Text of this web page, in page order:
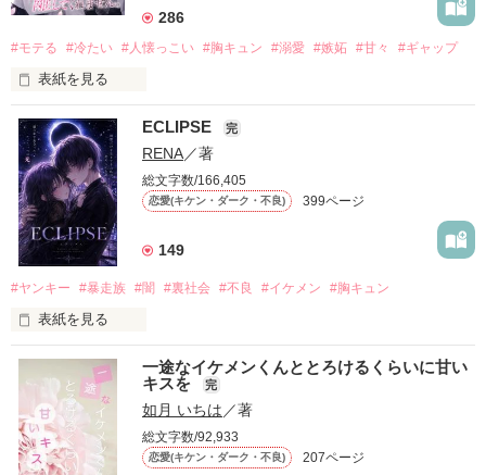
286
#モテる #冷たい #人懐っこい #胸キュン #溺愛 #嫉妬 #甘々 #ギャップ
表紙を見る
「好きだったから、別れを選んだ。」
モテる人を好きになるのが怖かった。
だから私は、中学時代に大好きだった彼を自分から振った。
もう会うことはないと思っていたのに、
高校生になって再会した彼は、隣の学校で”王子様”と呼ばれる
人気者になっていた。
他の女の子には冷たいのに
私にだけ昔と変わらない笑顔を向けてくる。
「澪ちゃん。」
それは止まっていた恋が再び動き始める合図──。
✨.ﾟ･*..☆.｡.:*✨.☆.｡.:. *:ﾟ✨.ﾟ･*..☆.｡.:*✨
人見知りだけど優しい無自覚だけどモテる
冴木澪-SaekiMio
ECLIPSE 完
RENA／著
総文字数/166,405
恋愛(キケン・ダーク・不良) 399ページ
149
#ヤンキー #暴走族 #闇 #裏社会 #不良 #イケメン #胸キュン
表紙を見る
表紙画像はAIです
作品を読む
一途なイケメンくんととろけるくらいに甘い
キスを
完
如月 いちは ／著
総文字数/92,933
恋愛(キケン・ダーク・不良) 207ページ